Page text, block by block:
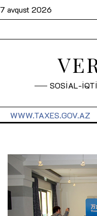
7 avqust 2026
SOSİAL-
WWW.TAXES.GOV.AZ